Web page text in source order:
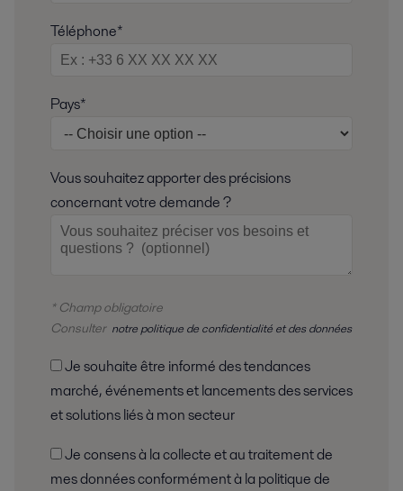
Téléphone*
Pays*
Vous souhaitez apporter des précisions
concernant votre demande ?
* Champ obligatoire
Consulter notre politique de confidentialité et des données
marché, événements et lancements des services
et solutions liés à mon secteur
mes données conformément à la politique de